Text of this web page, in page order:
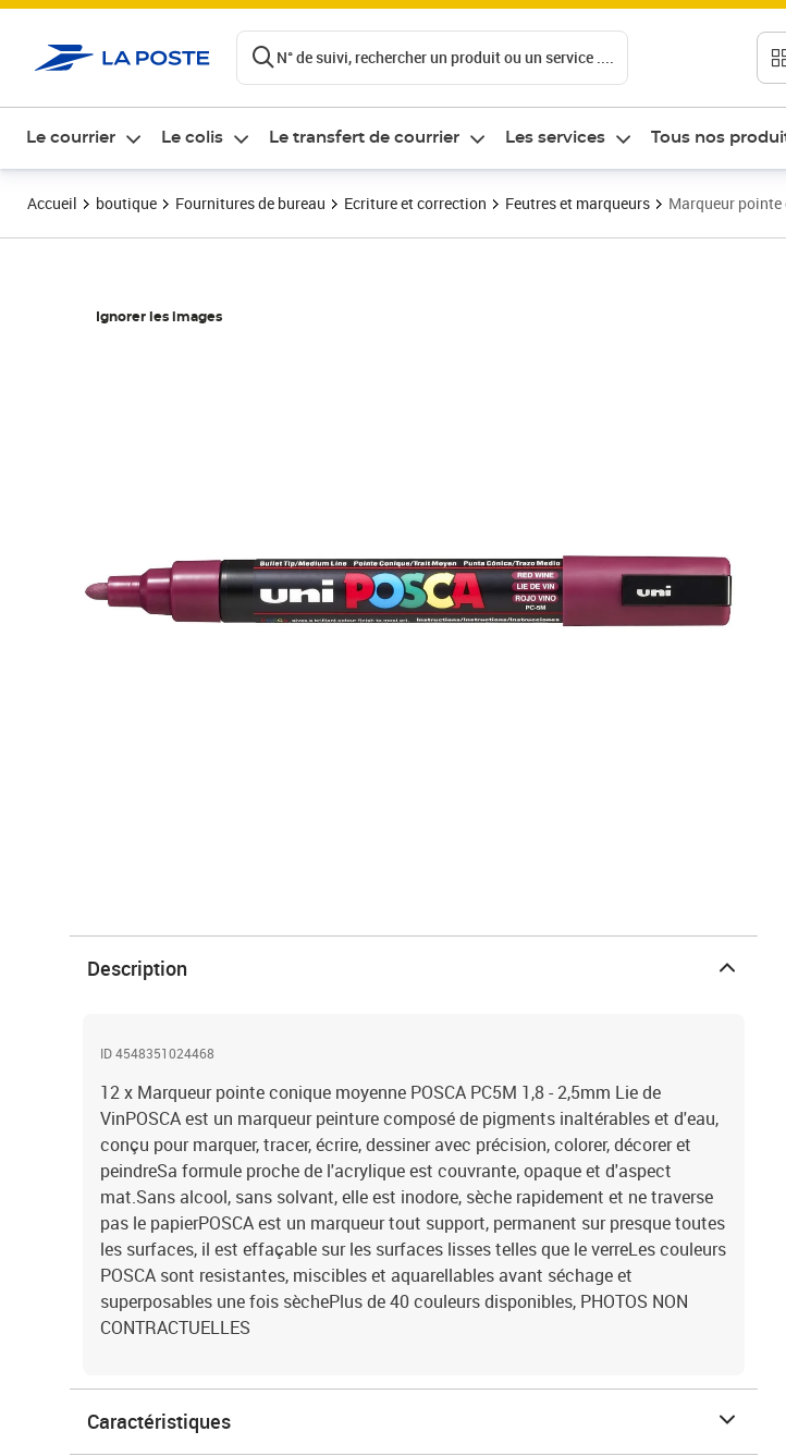
N° de suivi, rechercher un produit ou un service ....
Le courrier Le colis Le transfert de courrier Les services Tous nos
Accueil boutique Fournitures de bureau Ecriture et correction Feutres et marqueurs Marqueur pointe
Ignorer les images
Description
ID 4548351024468
12 x Marqueur pointe conique moyenne POSCA PC5M 1,8 - 2,5mm Lie de
VinPOSCA est un marqueur peinture composé de pigments inaltérables et d'eau,
conçu pour marquer, tracer, écrire, dessiner avec précision, colorer, décorer et
peindreSa formule proche de l'acrylique est couvrante, opaque et d'aspect
mat.Sans alcool, sans solvant, elle est inodore, sèche rapidement et ne traverse
pas le papierPOSCA est un marqueur tout support, permanent sur presque toutes
les surfaces, il est effaçable sur les surfaces lisses telles que le verreLes couleurs
POSCA sont resistantes, miscibles et aquarellables avant séchage et
superposables une fois sèchePlus de 40 couleurs disponibles, PHOTOS NON
CONTRACTUELLES
Caractéristiques